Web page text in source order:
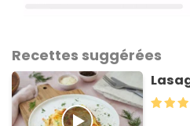
Recettes suggérées